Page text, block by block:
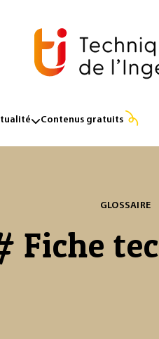
Contenus gratuits
GLOSSAIRE
Fiche